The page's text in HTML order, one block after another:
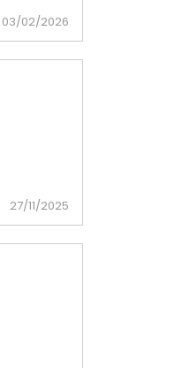
03/02/2026
27/11/2025